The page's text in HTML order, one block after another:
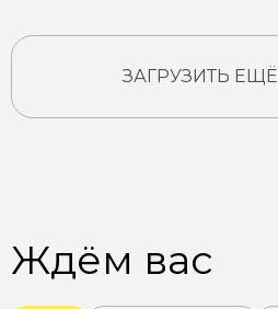
ЗАГРУЗИТЬ ЕЩЁ
Ждём вас